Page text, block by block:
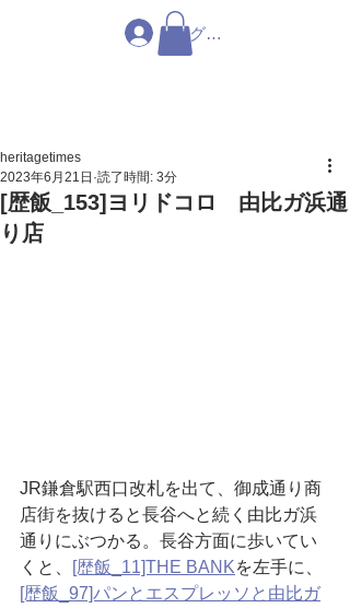
ログイン
[歴飯_153]ヨリドコロ 由比ガ浜通
り店
heritagetimes
2023年6月21日 読了時間: 3分
JR鎌倉駅西口改札を出て、御成通り商
店街を抜けると長谷へと続く由比ガ浜
通りにぶつかる。長谷方面に歩いてい
くと、
[歴飯_11]THE BANKを左手に、
[歴飯_97]パンとエスプレッソと由比ガ